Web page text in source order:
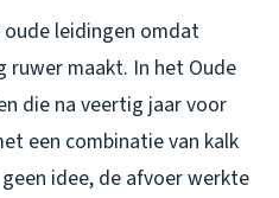
leidingen omdat
ruwer maakt. In het Oude
die na veertig jaar voor
een combinatie van kalk
idee, de afvoer werkte